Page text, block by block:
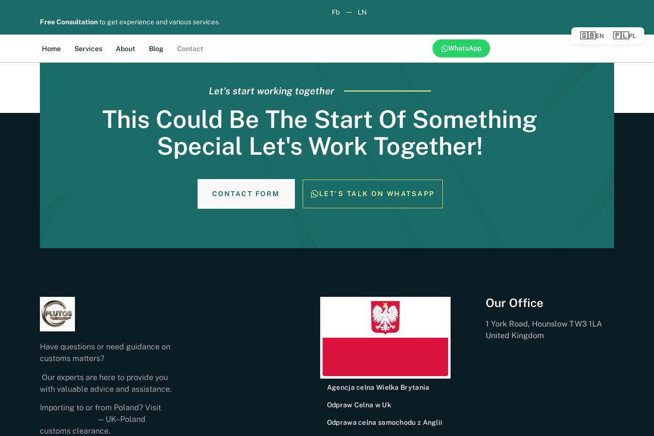
Free Consultationto get experience and various services.
Fb LN
Home Services About Blog Contact WhatsApp
Wielką Brytanią a Unią Europejską. To najważniejsza umowa handlowa UK, biorąc pod uwagę, że UE pozostaje największym partnerem handlowym
Wielkiej Brytanii. Dla przedsiębiorców po obu stronach kanału La Manche znajomość kluczowych postanowień TCA […]
Let's start working together
This Could Be The Start Of Something
Special Let's Work Together!
CONTACT FORM LET'S TALK ON WHATSAPP
Have questions or need guidance on
customs matters?
Our experts are here to provide you
with valuable advice and assistance.
Importing to or from Poland? Visit
— UK–Poland
customs clearance.
Agencja celna Wielka Brytania
Odpraw Celna w Uk
Odprawa celna samochodu z Anglii
Our Office
1 York Road, Hounslow TW3 1LA
United Kingdom
🇬🇧EN 🇵🇱PL